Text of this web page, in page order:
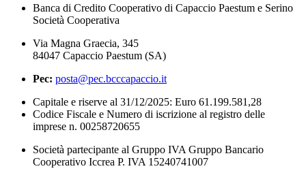
Banca di Credito Cooperativo di Capaccio Paestum e Serino
Società Cooperativa
Via Magna Graecia, 345
84047 Capaccio Paestum (SA)
Pec: posta@pec.bcccapaccio.it
Capitale e riserve al 31/12/2025: Euro 61.199.581,28
Codice Fiscale e Numero di iscrizione al registro delle
imprese n. 00258720655
Società partecipante al Gruppo IVA Gruppo Bancario
Cooperativo Iccrea P. IVA 15240741007